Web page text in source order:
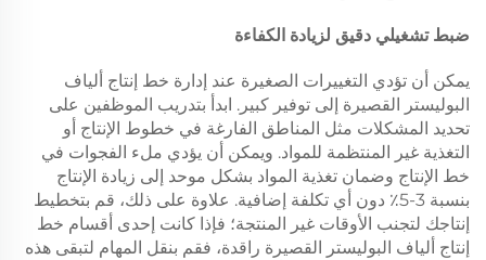
ضبط تشغيلي دقيق لزيادة الكفاءة
يمكن أن تؤدي التغييرات الصغيرة عند إدارة خط إنتاج ألياف
البوليستر القصيرة إلى توفير كبير. ابدأ بتدريب الموظفين على
تحديد المشكلات مثل المناطق الفارغة في خطوط الإنتاج أو
التغذية غير المنتظمة للمواد. ويمكن أن يؤدي ملء الفجوات في
خط الإنتاج وضمان تغذية المواد بشكل موحد إلى زيادة الإنتاج
بنسبة 3-5٪ دون أي تكلفة إضافية. علاوة على ذلك، قم بتخطيط
إنتاجك لتجنب الأوقات غير المنتجة؛ فإذا كانت إحدى أقسام خط
إنتاج ألياف البوليستر القصيرة راقدة، فقم بنقل المهام لتبقى هذه